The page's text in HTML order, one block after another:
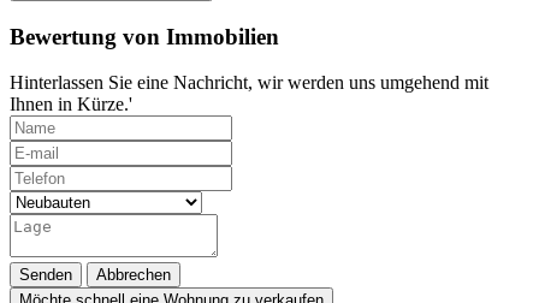
Bewertung von Immobilien
Hinterlassen Sie eine Nachricht, wir werden uns umgehend mit
Ihnen in Kürze.'
Senden
Abbrechen